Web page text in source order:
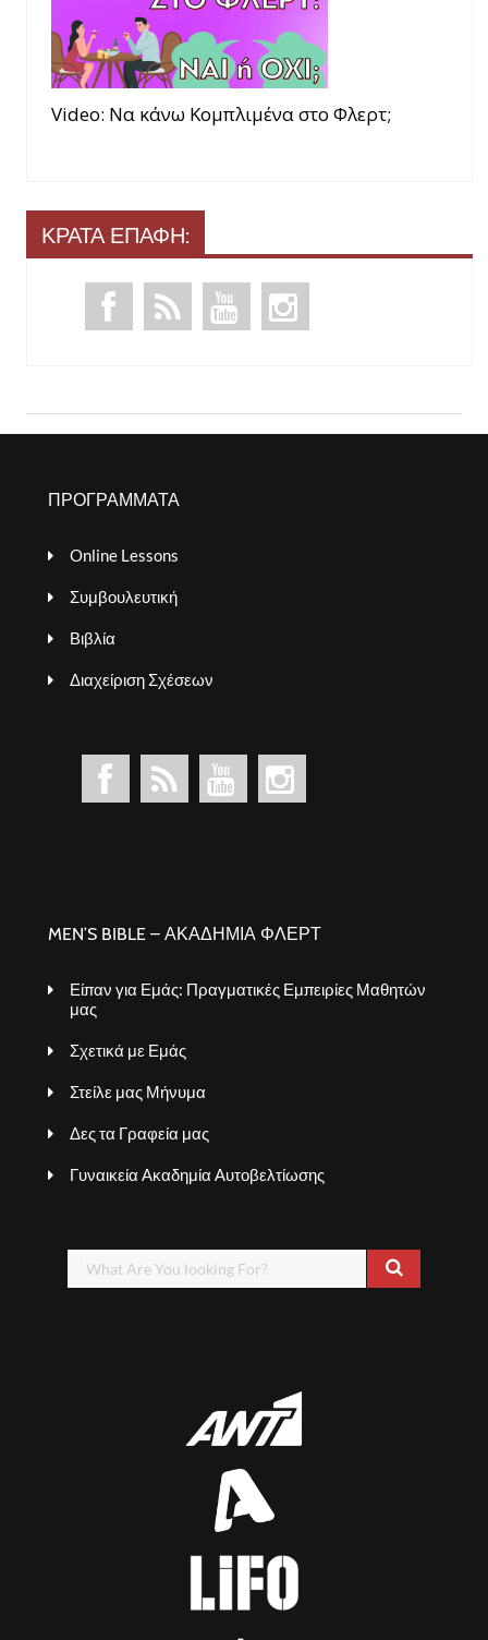
Video: Να κάνω Κομπλιμένα στο Φλερτ;
ΚΡΑΤΑ ΕΠΑΦΗ:
ΠΡΟΓΡΑΜΜΑΤΑ
Online Lessons
Συμβουλευτική
Βιβλία
Διαχείριση Σχέσεων
MEN’S BIBLE – ΑΚΑΔΗΜΙΑ ΦΛΕΡΤ
Είπαν για Εμάς: Πραγματικές Εμπειρίες Μαθητών
μας
Σχετικά με Εμάς
Στείλε μας Μήνυμα
Δες τα Γραφεία μας
Γυναικεία Ακαδημία Αυτοβελτίωσης